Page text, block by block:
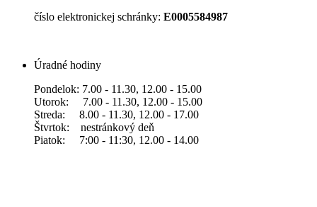
číslo elektronickej schránky: E0005584987
Úradné hodiny
Pondelok: 7.00 - 11.30, 12.00 - 15.00
Utorok: 7.00 - 11.30, 12.00 - 15.00
Streda: 8.00 - 11.30, 12.00 - 17.00
Štvrtok: nestránkový deň
Piatok: 7:00 - 11:30, 12.00 - 14.00